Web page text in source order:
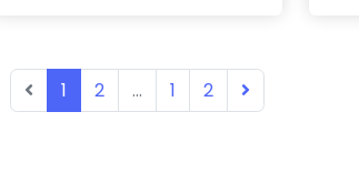
1 2 ... 1 2